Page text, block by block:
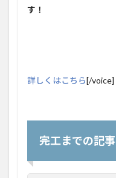
す！
詳しくはこちら[/voice]
完工までの記事